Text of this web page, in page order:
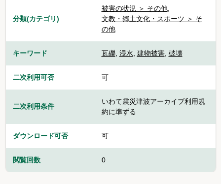
分類(カテゴリ)
被害の状況 ＞ その他,
文教・郷土文化・スポーツ ＞ そ
の他
キーワード 瓦礫, 浸水, 建物被害, 破壊
二次利用可否 可
二次利用条件
いわて震災津波アーカイブ利用規
約に準ずる
ダウンロード可否 可
閲覧回数 0